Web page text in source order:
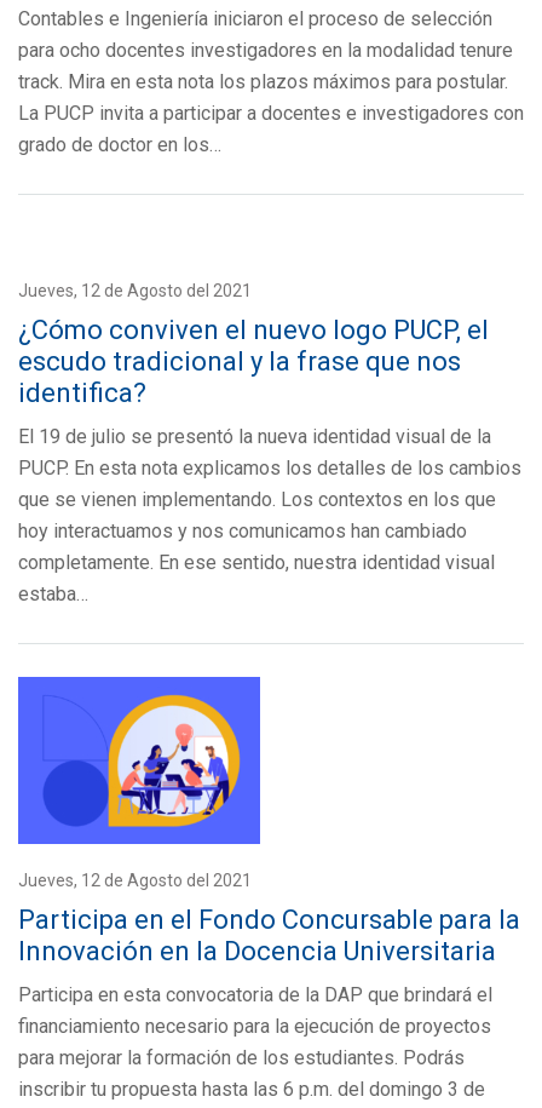
Contables e Ingeniería iniciaron el proceso de selección
para ocho docentes investigadores en la modalidad tenure
track. Mira en esta nota los plazos máximos para postular.
La PUCP invita a participar a docentes e investigadores con
grado de doctor en los…
Jueves, 12 de Agosto del 2021
¿Cómo conviven el nuevo logo PUCP, el
escudo tradicional y la frase que nos
identifica?
El 19 de julio se presentó la nueva identidad visual de la
PUCP. En esta nota explicamos los detalles de los cambios
que se vienen implementando. Los contextos en los que
hoy interactuamos y nos comunicamos han cambiado
completamente. En ese sentido, nuestra identidad visual
estaba…
Jueves, 12 de Agosto del 2021
Participa en el Fondo Concursable para la
Innovación en la Docencia Universitaria
Participa en esta convocatoria de la DAP que brindará el
financiamiento necesario para la ejecución de proyectos
para mejorar la formación de los estudiantes. Podrás
inscribir tu propuesta hasta las 6 p.m. del domingo 3 de